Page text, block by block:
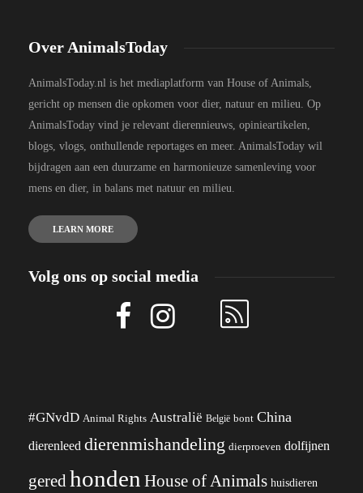
Over AnimalsToday
AnimalsToday.nl is het mediaplatform van House of Animals,
gericht op mensen die opkomen voor dier, natuur en milieu. Op
AnimalsToday vind je relevant dierennieuws, opinieartikelen,
blogs, vlogs, onthullende reportages en meer. AnimalsToday wil
bijdragen aan een duurzame en harmonieuze samenleving voor
mens en dier, in balans met natuur en milieu.
LEARN MORE
Volg ons op social media
#GNvdD Animal Rights Australië België bont China
dierenleed dierenmishandeling dierproeven dolfijnen
geredhonden House of Animals huisdieren